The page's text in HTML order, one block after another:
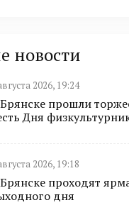
новости
2026, 19:24
прошли
Дня
2026, 19:18
проходят
дня